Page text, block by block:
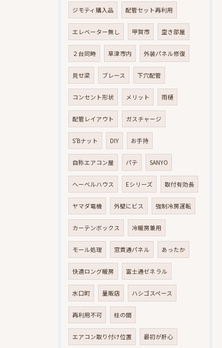
ジモティ購入品 配管セット再利用
エレベーター無し 甲賀市 空き部屋
２台同時 草津市内 外装パネル修復
見せ梁 ブレース 下穴配管
コンセント形状 メリット 雨樋
配管レイアウト ガスチャージ
S’Bナット DIY お手持
自称エアコン屋 パテ SANYO
へーベルハウス Eシリーズ 取付有効長
ヤマダ電機 外壁にビス 強制冷房運転
カーテンボックス 冷暖房兼用
モール処理 窓貫通パネル あったか
快適ロング暖房 富士通ゼネラル
水口町 量販店 ハシゴスペース
再利用不可 柱の間
エアコン取り付け位置 最初が肝心